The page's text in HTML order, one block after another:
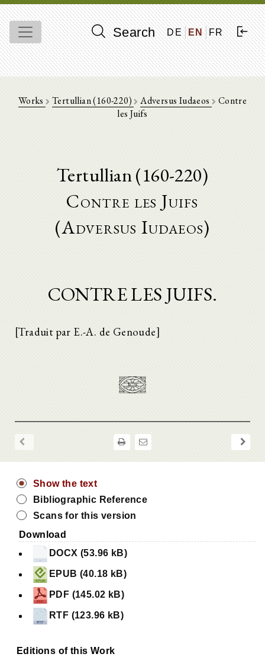
Search DE EN FR
Works Tertullian (160-220) Adversus Iudaeos Contre
les Juifs
Tertullian (160-220)
Contre les Juifs
(Adversus Iudaeos)
CONTRE LES JUIFS.
[Traduit par E.-A. de Genoude]
Show the text
Bibliographic Reference
Scans for this version
Download
DOCX (53.96 kB)
EPUB (40.18 kB)
PDF (145.02 kB)
RTF (123.96 kB)
Editions of this Work